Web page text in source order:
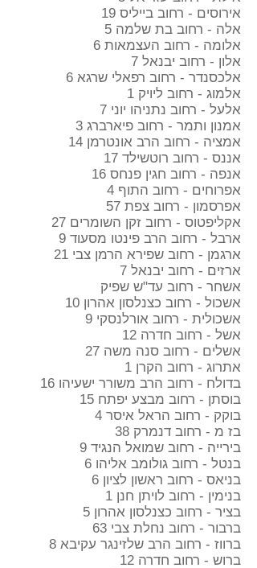
אירוסים - רחוב בייליס 19
אלה - רחוב בת שלמה 5
אלומה - רחוב העצמאות 6
אלון - רחוב יבנאל 7
אלכסנדר - רחוב רפאלי שרגא 6
אלמוג - רחוב ליויק 1
אלעל - רחוב נתניהו יוני 7
אמנון ותמר - רחוב פיארברג 3
אמציה - רחוב הרב אונטרמן 14
אננס - רחוב רוטשילד 17
אנפה - רחוב חגין פנחס 16
אפרוחים - רחוב התוף 4
אפרסמון - רחוב צפת 57
אקליפטוס - רחוב זקן השומרים 27
ארבל - רחוב הרב פינטו מסעוד 9
ארגמן - רחוב שפירא הרמן צבי 21
ארזים - רחוב יבנאל 7
אשחר - רחוב עד"ש שפיק
אשכול - רחוב כצנלסון אהרון 10
אשכולית - רחוב אורלנסקי 9
אשל - רחוב חדרה 12
אשלים - רחוב סנה משה 27
אתרוג - רחוב הקרן 1
בדולח - רחוב הרב משורר ישעיהו 16
בוסתן - רחוב מבצע יפתח 15
בוקק - רחוב הראל איסר 4
בז מ - רחוב דנמרק 38
בירייה - רחוב שמואל הנגיד 9
בנטל - רחוב גולומב אליהו 6
בניאס - רחוב ראשון לציון 6
בנימין - רחוב לויתן חנן 1
בציר - רחוב כצנלסון אהרון 5
ברבור - רחוב נחלת צבי 63
ברווז - רחוב הרב שלזינגר עקיבא 8
ברוש - רחוב חדרה 12